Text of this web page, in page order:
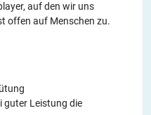
auf den wir uns
offen auf Menschen zu.
guter Leistung die